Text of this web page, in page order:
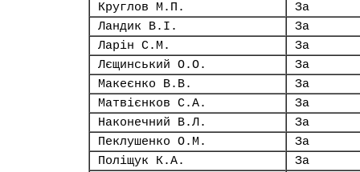
Круглов М.П.
За
Ландик В.І.
За
Ларін С.М.
За
Лєщинський О.О.
За
Макеєнко В.В.
За
Матвієнков С.А.
За
Наконечний В.Л.
За
Пеклушенко О.М.
За
Поліщук К.А.
За